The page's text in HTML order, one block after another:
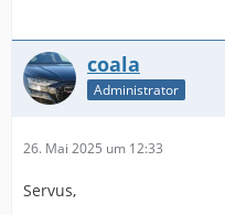
coala
Administrator
26. Mai 2025 um 12:33
Servus,